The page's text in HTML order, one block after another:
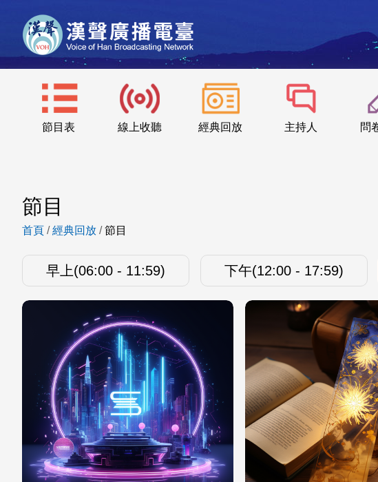
節目表 線上收聽 經典回放 主持人 問
節目
首頁 /經典回放 /節目
早上(06:00 - 11:59) 下午(12:00 - 17:59)